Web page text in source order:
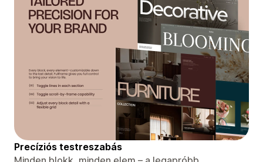
Precíziós testreszabás